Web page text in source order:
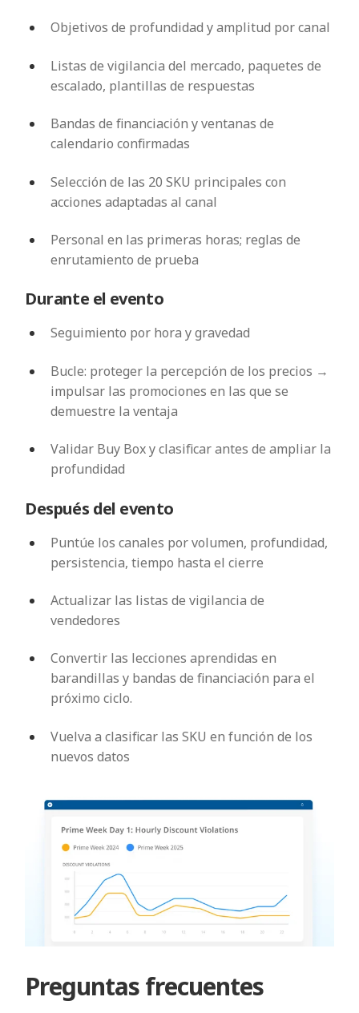
Objetivos de profundidad y amplitud por canal
Listas de vigilancia del mercado, paquetes de
escalado, plantillas de respuestas
Bandas de financiación y ventanas de
calendario confirmadas
Selección de las 20 SKU principales con
acciones adaptadas al canal
Personal en las primeras horas; reglas de
enrutamiento de prueba
Durante el evento
Seguimiento por hora y gravedad
Bucle: proteger la percepción de los precios →
impulsar las promociones en las que se
demuestre la ventaja
Validar Buy Box y clasificar antes de ampliar la
profundidad
Después del evento
Puntúe los canales por volumen, profundidad,
persistencia, tiempo hasta el cierre
Actualizar las listas de vigilancia de
vendedores
Convertir las lecciones aprendidas en
barandillas y bandas de financiación para el
próximo ciclo.
Vuelva a clasificar las SKU en función de los
nuevos datos
Preguntas frecuentes